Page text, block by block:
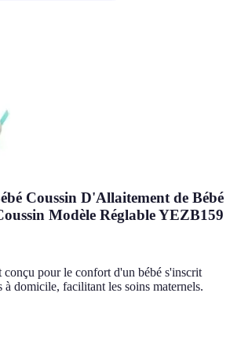
Coussin D'Allaitement de Bébé
Modèle Réglable YEZB159
conçu pour le confort d'un bébé s'inscrit
à domicile, facilitant les soins maternels.